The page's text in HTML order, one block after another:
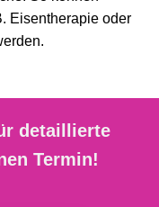
Eisentherapie oder
detaillierte
Termin!